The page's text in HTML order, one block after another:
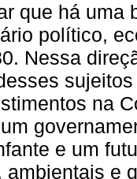
que há uma
político,
Nessa
na
e um
ambientais e